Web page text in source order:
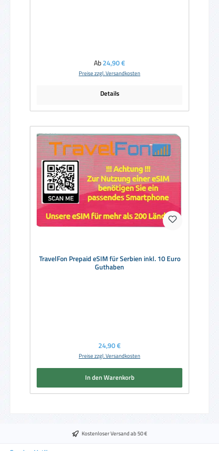
Regulärer Preis:
Ab24,90 €
Preise zzgl. Versandkosten
Details
TravelFon Prepaid eSIM für Serbien inkl. 10 Euro
Guthaben
Regulärer Preis:
24,90 €
Preise zzgl. Versandkosten
In den Warenkorb
Kostenloser Versand ab 50 €